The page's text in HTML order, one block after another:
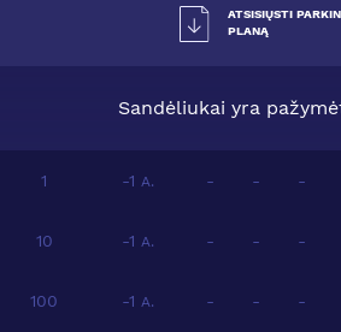
ATSISIŲSTI
PLANĄ
Sandėliukai yra
1 -1 A. - - -
10 -1 A. - - -
100 -1 A. - - -